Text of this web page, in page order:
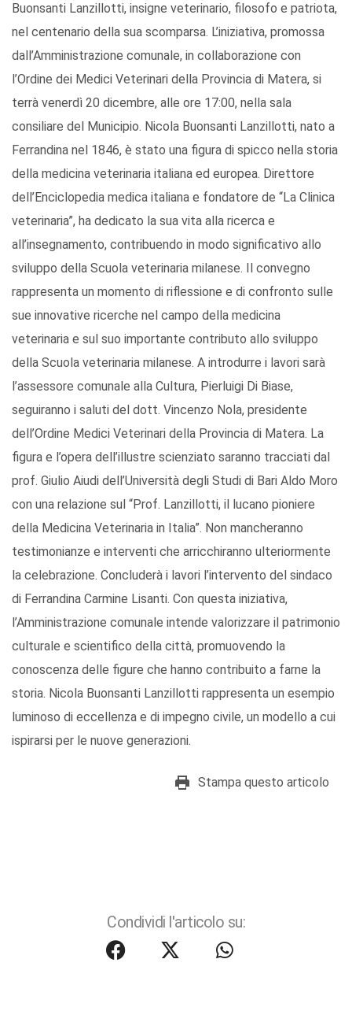
Buonsanti Lanzillotti, insigne veterinario, filosofo e patriota,
nel centenario della sua scomparsa. L’iniziativa, promossa
dall’Amministrazione comunale, in collaborazione con
l’Ordine dei Medici Veterinari della Provincia di Matera, si
terrà venerdì 20 dicembre, alle ore 17:00, nella sala
consiliare del Municipio. Nicola Buonsanti Lanzillotti, nato a
Ferrandina nel 1846, è stato una figura di spicco nella storia
della medicina veterinaria italiana ed europea. Direttore
dell’Enciclopedia medica italiana e fondatore de “La Clinica
veterinaria”, ha dedicato la sua vita alla ricerca e
all’insegnamento, contribuendo in modo significativo allo
sviluppo della Scuola veterinaria milanese. Il convegno
rappresenta un momento di riflessione e di confronto sulle
sue innovative ricerche nel campo della medicina
veterinaria e sul suo importante contributo allo sviluppo
della Scuola veterinaria milanese. A introdurre i lavori sarà
l’assessore comunale alla Cultura, Pierluigi Di Biase,
seguiranno i saluti del dott. Vincenzo Nola, presidente
dell’Ordine Medici Veterinari della Provincia di Matera. La
figura e l’opera dell’illustre scienziato saranno tracciati dal
prof. Giulio Aiudi dell’Università degli Studi di Bari Aldo Moro
con una relazione sul “Prof. Lanzillotti, il lucano pioniere
della Medicina Veterinaria in Italia”. Non mancheranno
testimonianze e interventi che arricchiranno ulteriormente
la celebrazione. Concluderà i lavori l’intervento del sindaco
di Ferrandina Carmine Lisanti. Con questa iniziativa,
l’Amministrazione comunale intende valorizzare il patrimonio
culturale e scientifico della città, promuovendo la
conoscenza delle figure che hanno contribuito a farne la
storia. Nicola Buonsanti Lanzillotti rappresenta un esempio
luminoso di eccellenza e di impegno civile, un modello a cui
ispirarsi per le nuove generazioni.
Stampa questo articolo
Condividi l'articolo su: